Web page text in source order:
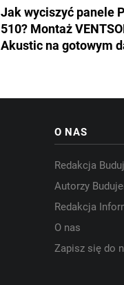
Jak wyciszyć panele
510? Montaż
Akustic na gotowym
O NAS
Redakcja
Autorzy
Redakcja
O nas
Zapisz się do